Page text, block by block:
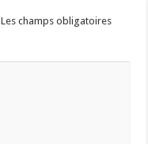
Les champs obligatoires